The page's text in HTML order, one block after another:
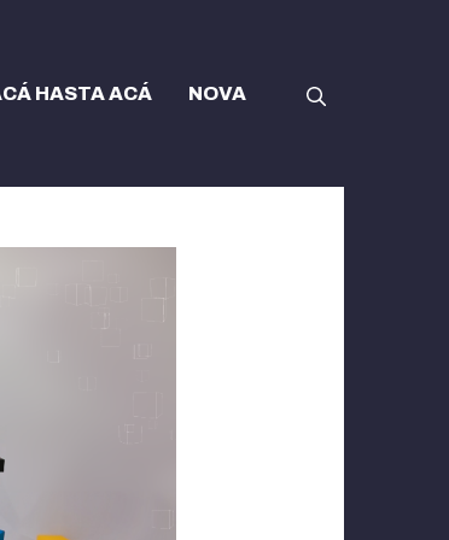
HASTA ACÁ NOVA